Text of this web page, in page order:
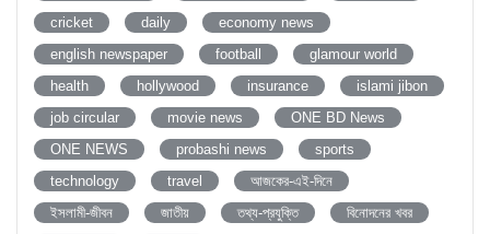
cricket
daily
economy news
english newspaper
football
glamour world
health
hollywood insurance
islami jibon
job circular
movie news
ONE BD News
ONE NEWS
probashi news
sports
technology
travel
আজকের-এই-দিনে
ইসলামী-জীবন
জাতীয় তথ্য-প্রযুক্তি
বিনোদনের খবর